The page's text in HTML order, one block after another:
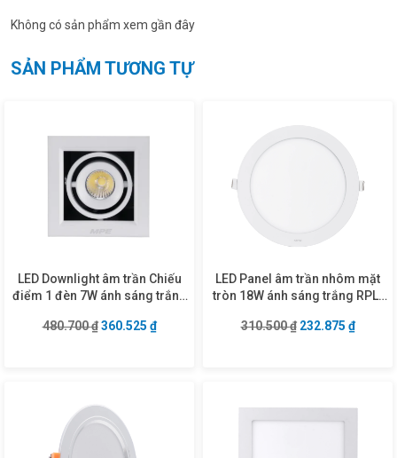
Không có sản phẩm xem gần đây
SẢN PHẨM TƯƠNG TỰ
LED Downlight âm trần Chiếu
điểm 1 đèn 7W ánh sáng trắng
480.700₫ Giá gốc là: 480.700 ₫.
360.525 ₫Giá hiện tại là: 360.525 ₫.
LED Panel âm trần nhôm mặt
tròn 18W ánh sáng trắng RPL-
310.500₫ Giá gốc là:
232.875 ₫Giá